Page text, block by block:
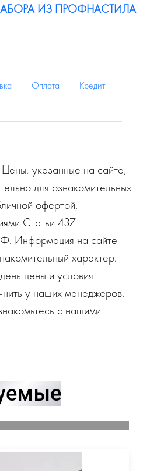
ИЗ ПРОФНАСТИЛА
Оплата
Кредит
указанные на сайте,
для ознакомительных
офертой,
Статьи 437
Информация на сайте
характер.
цены и условия
у наших менеджеров.
с нашими